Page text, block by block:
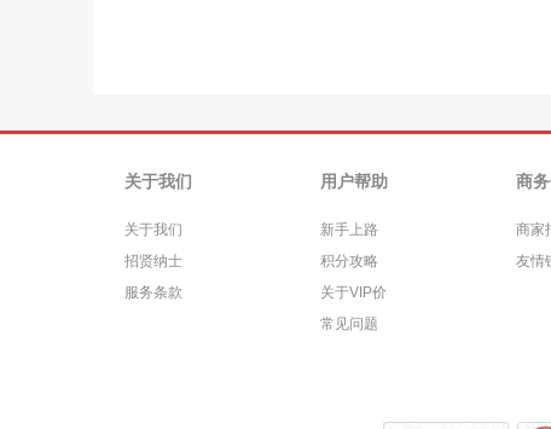
关于我们
关于我们
招贤纳士
服务条款
用户帮助
新手上路
积分攻略
关于VIP价
常见问题
商
商家
友情